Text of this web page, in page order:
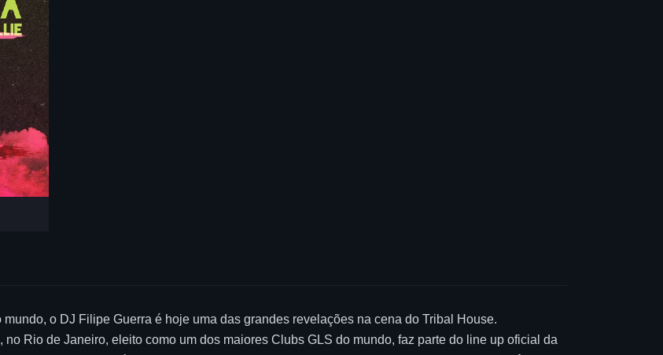
o DJ Filipe Guerra é hoje uma das grandes revelações na cena do Tribal House.
Rio de Janeiro, eleito como um dos maiores Clubs GLS do mundo, faz parte do line up oficial da